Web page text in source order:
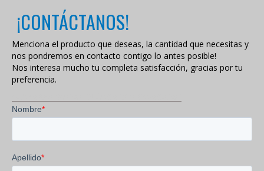
¡CONTÁCTANOS!
Menciona el producto que deseas, la cantidad que necesitas y
nos pondremos en contacto contigo lo antes posible!
Nos interesa mucho tu completa satisfacción, gracias por tu
preferencia.